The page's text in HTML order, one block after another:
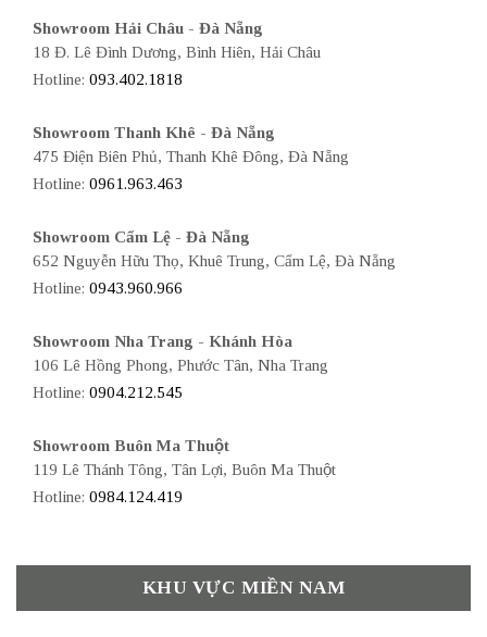
Showroom Hải Châu - Đà Nẵng
18 Đ. Lê Đình Dương, Bình Hiên, Hải Châu
Hotline: 093.402.1818
Showroom Thanh Khê - Đà Nẵng
475 Điện Biên Phủ, Thanh Khê Đông, Đà Nẵng
Hotline: 0961.963.463
Showroom Cẩm Lệ - Đà Nẵng
652 Nguyễn Hữu Thọ, Khuê Trung, Cẩm Lệ, Đà Nẵng
Hotline: 0943.960.966
Showroom Nha Trang - Khánh Hòa
106 Lê Hồng Phong, Phước Tân, Nha Trang
Hotline: 0904.212.545
Showroom Buôn Ma Thuột
119 Lê Thánh Tông, Tân Lợi, Buôn Ma Thuột
Hotline: 0984.124.419
KHU VỰC MIỀN NAM